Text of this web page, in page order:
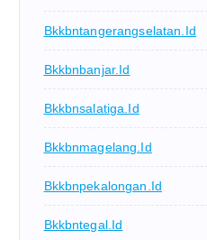
Bkkbntangerangselatan.id
Bkkbnbanjar.id
Bkkbnsalatiga.id
Bkkbnmagelang.id
Bkkbnpekalongan.id
Bkkbntegal.id